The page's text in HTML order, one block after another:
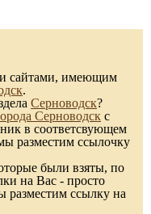
сайтами, имеющим
.
Серноводск?
Серноводск с
в соответсвующем
разместим ссылочку
были взяты, по
на Вас - просто
разместим ссылку на